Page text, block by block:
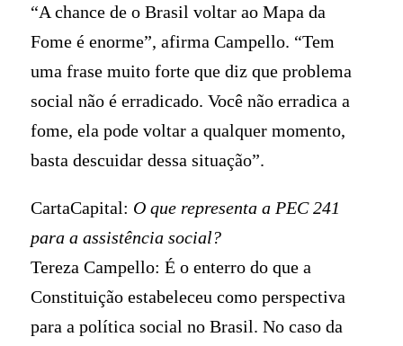
“A chance de o Brasil voltar ao Mapa da
Fome é enorme”, afirma Campello. “Tem
uma frase muito forte que diz que problema
social não é erradicado. Você não erradica a
fome, ela pode voltar a qualquer momento,
basta descuidar dessa situação”.
CartaCapital: O que representa a PEC 241
para a assistência social?
Tereza Campello: É o enterro do que a
Constituição estabeleceu como perspectiva
para a política social no Brasil. No caso da